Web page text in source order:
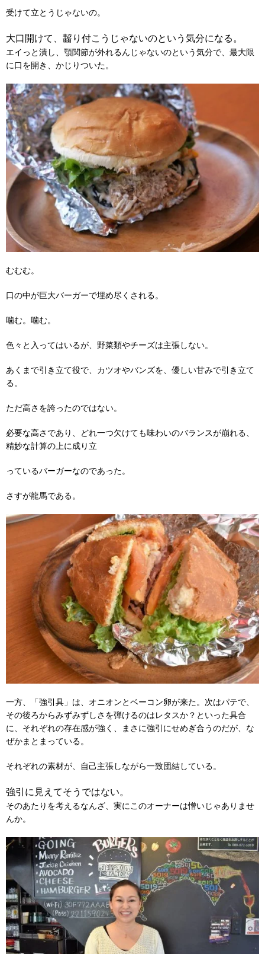
受けて立とうじゃないの。
大口開けて、齧り付こうじゃないのという気分になる。
エイっと潰し、顎関節が外れるんじゃないのという気分で、最大限
に口を開き、かじりついた。
むむむ。
口の中が巨大バーガーで埋め尽くされる。
噛む。噛む。
色々と入ってはいるが、野菜類やチーズは主張しない。
あくまで引き立て役で、カツオやバンズを、優しい甘みで引き立て
る。
ただ高さを誇ったのではない。
必要な高さであり、どれ一つ欠けても味わいのバランスが崩れる、
精妙な計算の上に成り立
っているバーガーなのであった。
さすが龍馬である。
一方、「強引具」は、オニオンとベーコン卵が来た。次はパテで、
その後ろからみずみずしさを弾けるのはレタスか？といった具合
に、それぞれの存在感が強く、まさに強引にせめぎ合うのだが、な
ぜかまとまっている。
それぞれの素材が、自己主張しながら一致団結している。
強引に見えてそうではない。
そのあたりを考えるなんざ、実にこのオーナーは憎いじゃありませ
んか。